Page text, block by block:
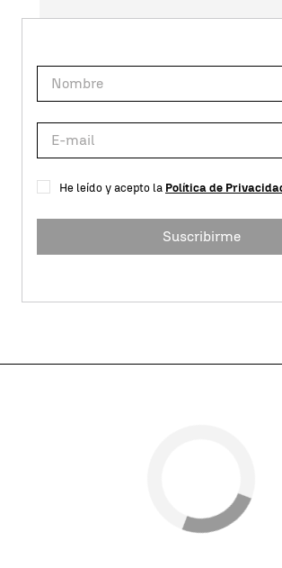
He leído y acepto la Política de
Suscribirme